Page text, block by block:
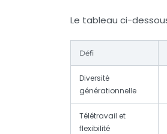
Le tableau ci-
Défi
Diversité
générationnelle
Télétravail et
flexibilité